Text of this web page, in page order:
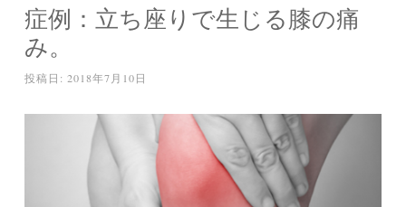
症例：立ち座りで生じる膝の痛
み。
投稿日: 2018年7月10日